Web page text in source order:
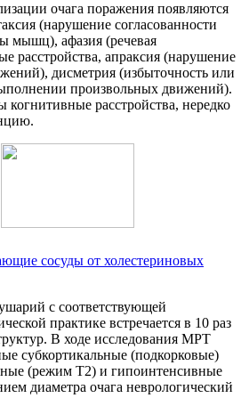
очага поражения появляются
(нарушение согласованности
мышц), афазия (речевая
расстройства, апраксия (нарушение
дисметрия (избыточность или
произвольных движений).
расстройства, нередко
сосуды от холестериновых
с соответствующей
практике встречается в 10 раз
В ходе исследования МРТ
субкортикальные (подкорковые)
(режим Т2) и гипоинтенсивные
диаметра очага неврологический